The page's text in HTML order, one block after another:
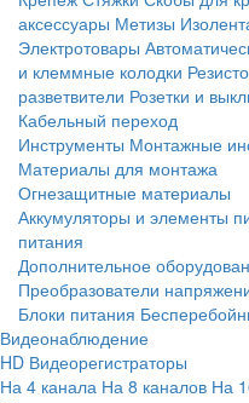
аксессуары Метизы
Электротовары
и клеммные колодки
разветвители Розетки и
Кабельный переход
Инструменты Монтажные
Материалы для монтажа
Огнезащитные материалы
Аккумуляторы и элементы
питания
Дополнительное
Преобразователи
Блоки питания
Видеонаблюдение
HD Видеорегистраторы
На 4 канала На 8 каналов На